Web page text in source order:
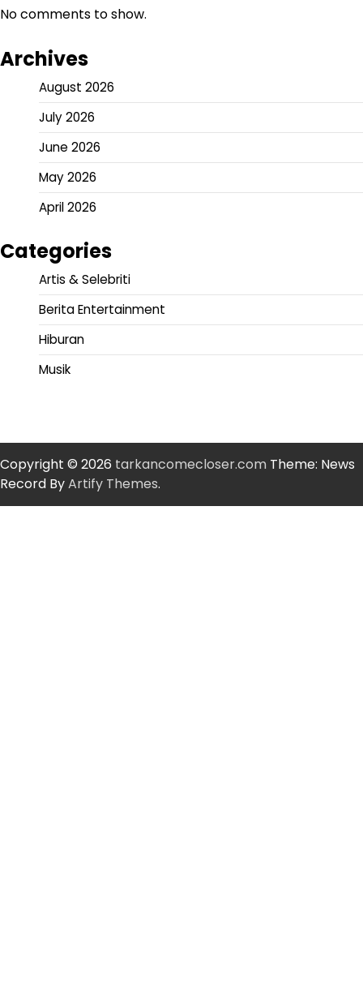
No comments to show.
Archives
August 2026
July 2026
June 2026
May 2026
April 2026
Categories
Artis & Selebriti
Berita Entertainment
Hiburan
Musik
Copyright © 2026 tarkancomecloser.com Theme: News
Record ByArtify Themes.